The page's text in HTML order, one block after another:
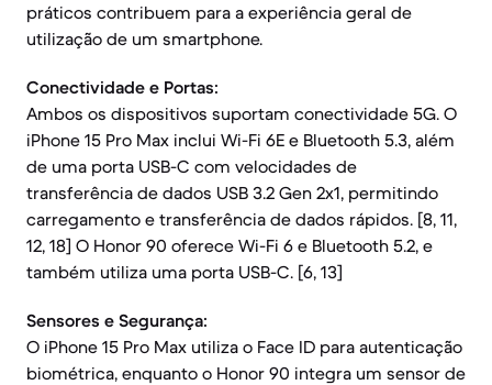
práticos contribuem para a experiência geral de
utilização de um smartphone.
Conectividade e Portas:
Ambos os dispositivos suportam conectividade 5G. O
iPhone 15 Pro Max inclui Wi-Fi 6E e Bluetooth 5.3, além
de uma porta USB-C com velocidades de
transferência de dados USB 3.2 Gen 2x1, permitindo
carregamento e transferência de dados rápidos. [8, 11,
12, 18] O Honor 90 oferece Wi-Fi 6 e Bluetooth 5.2, e
também utiliza uma porta USB-C. [6, 13]
Sensores e Segurança:
O iPhone 15 Pro Max utiliza o Face ID para autenticação
biométrica, enquanto o Honor 90 integra um sensor de